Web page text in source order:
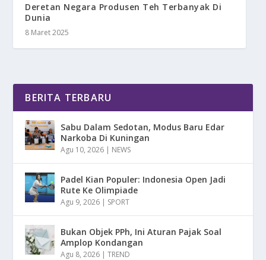
Deretan Negara Produsen Teh Terbanyak Di
Dunia
8 Maret 2025
BERITA TERBARU
Sabu Dalam Sedotan, Modus Baru Edar
Narkoba Di Kuningan
Agu 10, 2026 | NEWS
Padel Kian Populer: Indonesia Open Jadi
Rute Ke Olimpiade
Agu 9, 2026 | SPORT
Bukan Objek PPh, Ini Aturan Pajak Soal
Amplop Kondangan
Agu 8, 2026 |TREND